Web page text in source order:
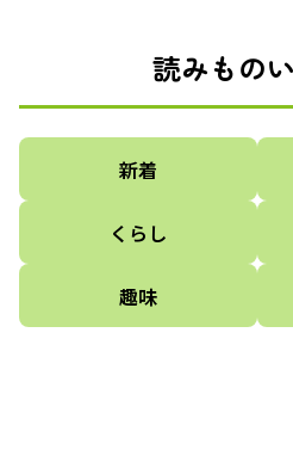
読みもの
新着
くらし
趣味